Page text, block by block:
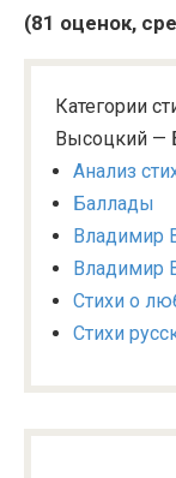
(81 оценок,
Категории
Высоцкий —
Анализ
Баллады
Владимир
Владимир
Стихи о
Стихи